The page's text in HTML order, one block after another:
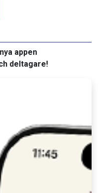
appen
deltagare!